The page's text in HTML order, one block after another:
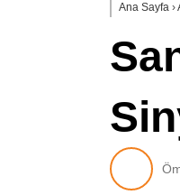
Ana Sayfa ›